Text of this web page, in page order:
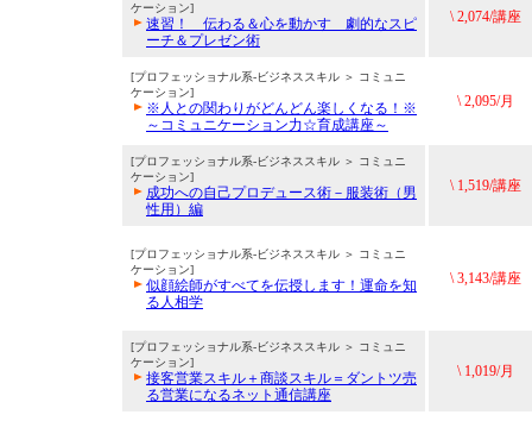
ケーション]
速習！ 伝わる＆心を動かす 劇的なスピ
ーチ＆プレゼン術
\ 2,074/講座
[プロフェッショナル系-ビジネススキル ＞ コミュニ
ケーション]
※人との関わりがどんどん楽しくなる！※
～コミュニケーション力☆育成講座～
\ 2,095/月
[プロフェッショナル系-ビジネススキル ＞ コミュニ
ケーション]
成功への自己プロデュース術－服装術（男
性用）編
\ 1,519/講座
[プロフェッショナル系-ビジネススキル ＞ コミュニ
ケーション]
似顔絵師がすべてを伝授します！運命を知
る人相学
\ 3,143/講座
[プロフェッショナル系-ビジネススキル ＞ コミュニ
ケーション]
接客営業スキル＋商談スキル＝ダントツ売
る営業になるネット通信講座
\ 1,019/月